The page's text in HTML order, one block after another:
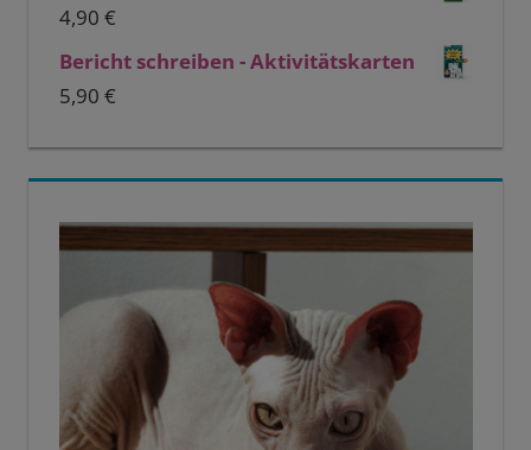
4,90 €
Bericht schreiben - Aktivitätskarten
5,90 €